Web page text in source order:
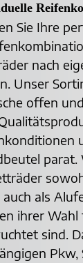
Sie Ihre
nach
Unser
offen
parat.
als
ihrer
sind.
Pkw,